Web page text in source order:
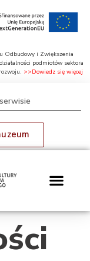
Odbudowy i Zwiększenia
podmiotów sektora
>>Dowiedz się więcej